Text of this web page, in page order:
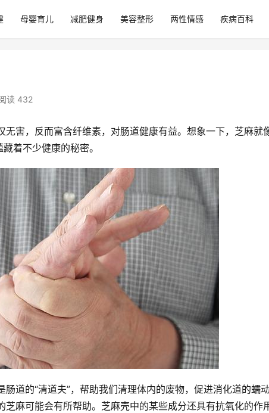
母婴育儿 减肥健身 美容整形 两性情感 疾病百科
读 432
害，反而富含纤维素，对肠道健康有益。想象一下，芝麻就
着不少健康的秘密。
道的“清道夫”，帮助我们清理体内的废物，促进消化道的蠕动
麻可能会有所帮助。芝麻壳中的某些成分还具有抗氧化的作用